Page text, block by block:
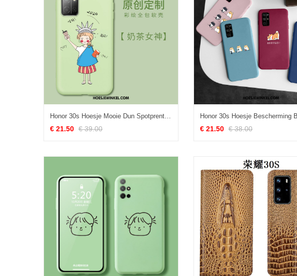
€ 21.50 € 39.00 € 21.50 € 38.00